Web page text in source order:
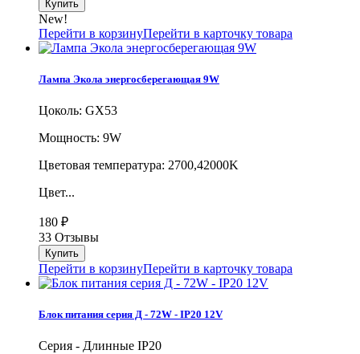
New!
Перейти в корзинуПерейти в карточку товара
Лампа Экола энергосберегающая 9W
Цоколь: GX53
Мощность: 9W
Цветовая температура: 2700,42000K
Цвет...
180 ₽
33 Отзывы
Перейти в корзинуПерейти в карточку товара
Блок питания серия Д - 72W - IP20 12V
Серия - Длинные IP20